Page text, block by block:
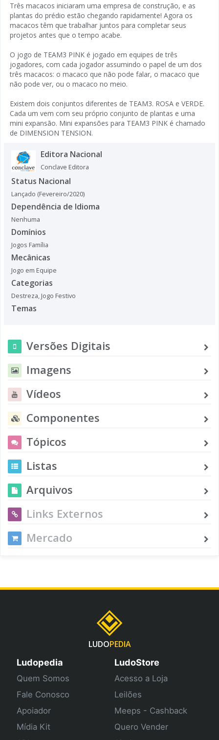
Três macacos iniciaram uma empresa de construção, e as
plantas do prédio estão chegando rapidamente! Agora os
macacos têm que trabalhar juntos para completar seus
projetos antes que o tempo acabe.
O jogo de TEAM3 PINK é jogado em equipes de três
jogadores, com cada jogador assumindo o papel de um dos
três macacos: o macaco que não pode falar, o macaco que
não pode ver, ou o macaco no meio.
Existem dois conjuntos diferentes de TEAM3. ROSA e VERDE.
Cada um vem com seu próprio conjunto de plantas e uma
mini expansão. Mini expansões para TEAM3 PINK é chamado
de DIMENSION TENSION.
Editora Nacional
Conclave Editora
Status Nacional
Lançado (Fevereiro/2020)
Dependência de Idioma
Nenhuma
Domínios
Jogos Família
Mecânicas
Jogo em Equipe
Categorias
Destreza, Jogo Festivo
Temas
Versões Digitais
Imagens
Vídeos
Componentes
Tópicos
Listas
Arquivos
Links Externos
Mercado
LUDOPEDIA
Ludopedia
Quem Somos
Fale Conosco
Apoiador
Mídia Kit
LudoStore
Acesso a Loja
Leilões
Meeps - Cashback
Quero Vender